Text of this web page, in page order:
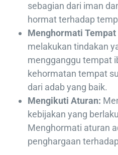
sebagian dari iman
hormat terhadap
Menghormati Tempat
melakukan tindakan
mengganggu tempat
kehormatan tempat
dari adab yang baik.
Mengikuti Aturan:
kebijakan yang
Menghormati aturan
penghargaan